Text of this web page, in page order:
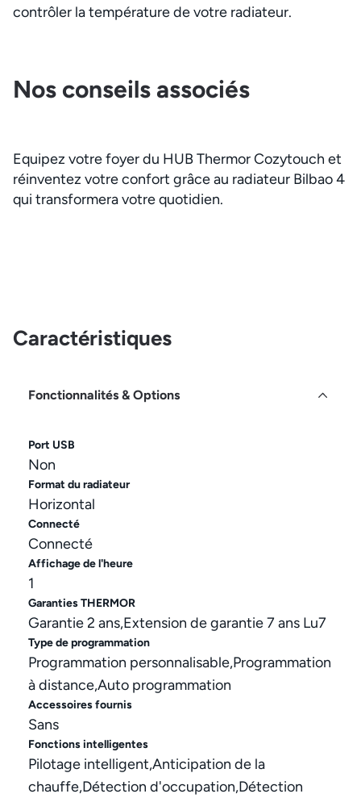
contrôler la température de votre radiateur.
Nos conseils associés
Equipez votre foyer du HUB Thermor Cozytouch et
réinventez votre confort grâce au radiateur Bilbao 4
qui transformera votre quotidien.
Caractéristiques
Fonctionnalités & Options
Port USB
Non
Format du radiateur
Horizontal
Connecté
Connecté
Affichage de l'heure
1
Garanties THERMOR
Garantie 2 ans,Extension de garantie 7 ans Lu7
Type de programmation
Programmation personnalisable,Programmation
à distance,Auto programmation
Accessoires fournis
Sans
Fonctions intelligentes
Pilotage intelligent,Anticipation de la
chauffe,Détection d'occupation,Détection